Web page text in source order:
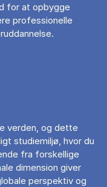
for at opbygge
professionelle
verden, og dette
studiemiljø, hvor du
fra forskellige
dimension giver
perspektiv og